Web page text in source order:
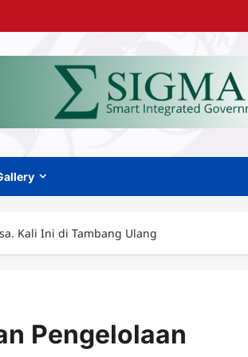
Kali Ini di Tambang Ulang
Pengelolaan